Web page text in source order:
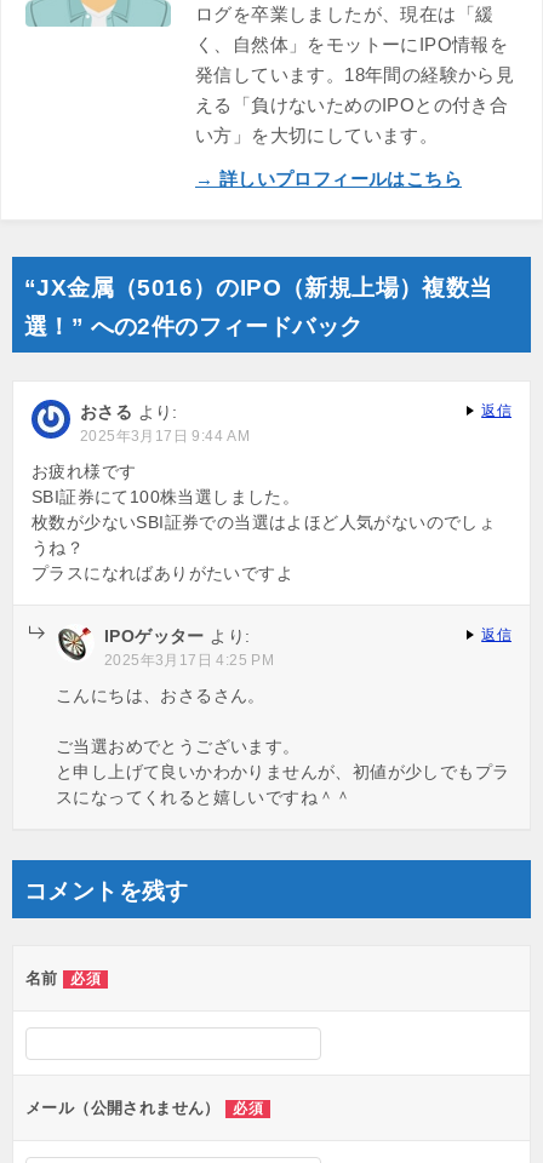
ログを卒業しましたが、現在は「緩
く、自然体」をモットーにIPO情報を
発信しています。18年間の経験から見
える「負けないためのIPOとの付き合
い方」を大切にしています。
→ 詳しいプロフィールはこちら
“JX金属（5016）のIPO（新規上場）複数当
選！” への2件のフィードバック
おさる より:
2025年3月17日 9:44 AM
お疲れ様です
SBI証券にて100株当選しました。
枚数が少ないSBI証券での当選はよほど人気がないのでしょ
うね？
プラスになればありがたいですよ
返信
IPOゲッター より:
2025年3月17日 4:25 PM
こんにちは、おさるさん。
ご当選おめでとうございます。
と申し上げて良いかわかりませんが、初値が少しでもプラ
スになってくれると嬉しいですね＾＾
返信
コメントを残す
名前 必須
メール（公開されません） 必須